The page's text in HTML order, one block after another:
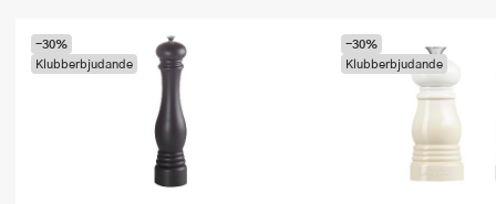
-30%
Klubberbjudande
-30%
Klubberbjudande